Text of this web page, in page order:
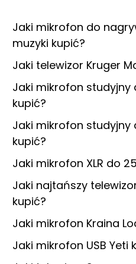
Jaki mikrofon do
muzyki kupić?
Jaki telewizor Kruger
Jaki mikrofon studyjny
kupić?
Jaki mikrofon studyjny
kupić?
Jaki mikrofon XLR do
Jaki najtańszy telewizor
kupić?
Jaki mikrofon Kraina
Jaki mikrofon USB Yeti